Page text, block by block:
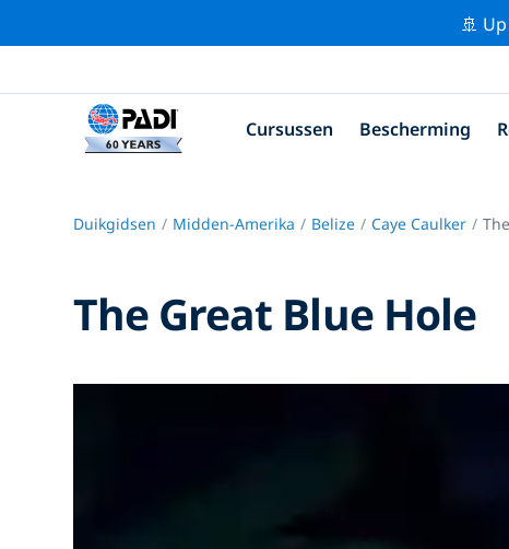
🚢
Cursussen Bescherming
Duikgidsen Midden-Amerika Belize Caye Caulker
The Great Blue Hole